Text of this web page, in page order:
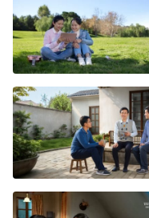
não caíram na
os grilhões da
que prendem os
você lutar, mais
e ódio você
apenas aumentará.
desejo de obter,
consegui-lo, e, na